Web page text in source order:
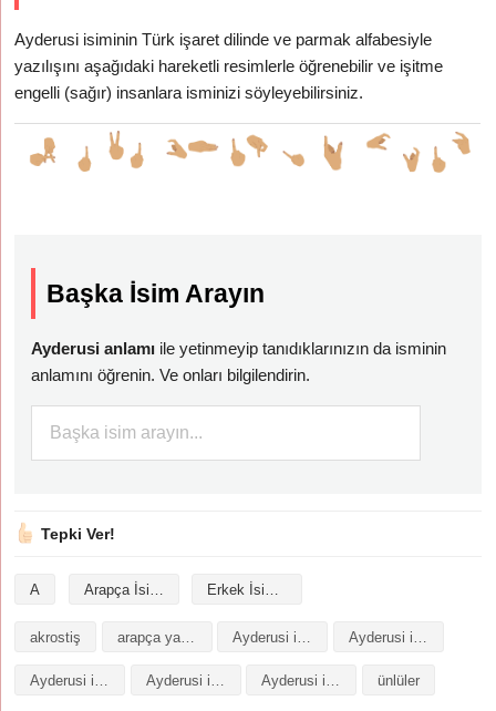
Ayderusi isiminin Türk işaret dilinde ve parmak alfabesiyle
yazılışını aşağıdaki hareketli resimlerle öğrenebilir ve işitme
engelli (sağır) insanlara isminizi söyleyebilirsiniz.
Başka İsim Arayın
Ayderusi anlamı ile yetinmeyip tanıdıklarınızın da isminin
anlamını öğrenin. Ve onları bilgilendirin.
Tepki Ver!
A Arapça İsimler Erkek İsimleri
akrostiş arapça yazılışı
Ayderusi isminin baş harfleriyle şiir Ayderusi isminin kökeni Ayderusi isminin numerolojisi ünlüler